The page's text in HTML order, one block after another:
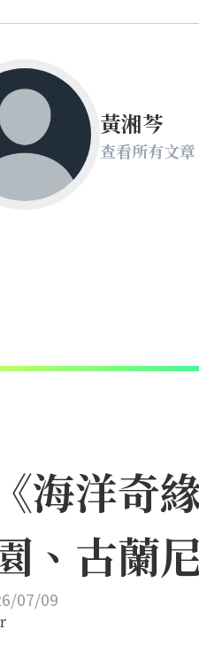
黃湘芩
查看所有文章
海洋奇
、古蘭
07/09